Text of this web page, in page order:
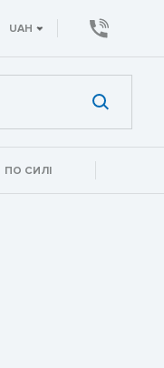
UAH
ПО СИЛІ